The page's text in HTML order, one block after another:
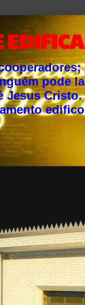
pode
Cristo.